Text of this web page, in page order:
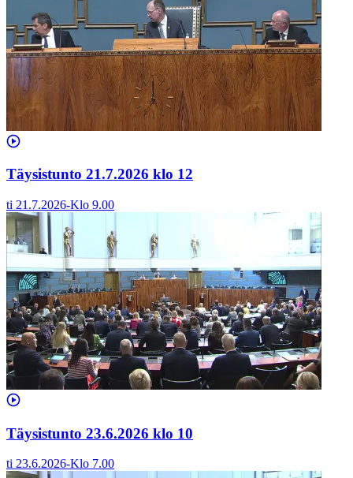
Täysistunto 21.7.2026 klo 12
ti 21.7.2026-Klo 9.00
Täysistunto 23.6.2026 klo 10
ti 23.6.2026-Klo 7.00